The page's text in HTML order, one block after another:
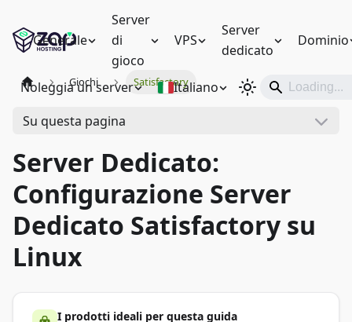
Generale
Server
di
gioco
VPS
Server
dedicato
Dominio
Noleggia un server Italiano
Giochi Satisfactory
Su questa pagina
Server Dedicato:
Configurazione Server
Dedicato Satisfactory su
Linux
I prodotti ideali per questa guida